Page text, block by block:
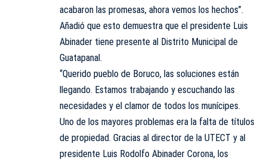
acabaron las promesas, ahora vemos los hechos”.
Añadió que esto demuestra que el presidente Luis
Abinader tiene presente al Distrito Municipal de
Guatapanal.
“Querido pueblo de Boruco, las soluciones están
llegando. Estamos trabajando y escuchando las
necesidades y el clamor de todos los munícipes.
Uno de los mayores problemas era la falta de títulos
de propiedad. Gracias al director de la UTECT y al
presidente Luis Rodolfo Abinader Corona, los